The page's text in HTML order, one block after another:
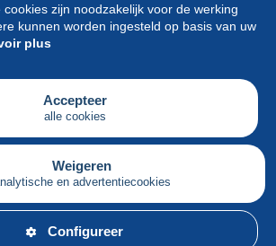
zijn noodzakelijk voor de werking
kunnen worden ingesteld op basis van uw
plus
Accepteer
alle cookies
Weigeren
en advertentiecookies
Configureer
Nederlands